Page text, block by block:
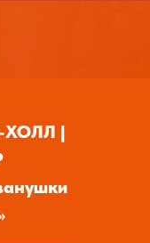
КУПИТЬ
ХОЛЛ |